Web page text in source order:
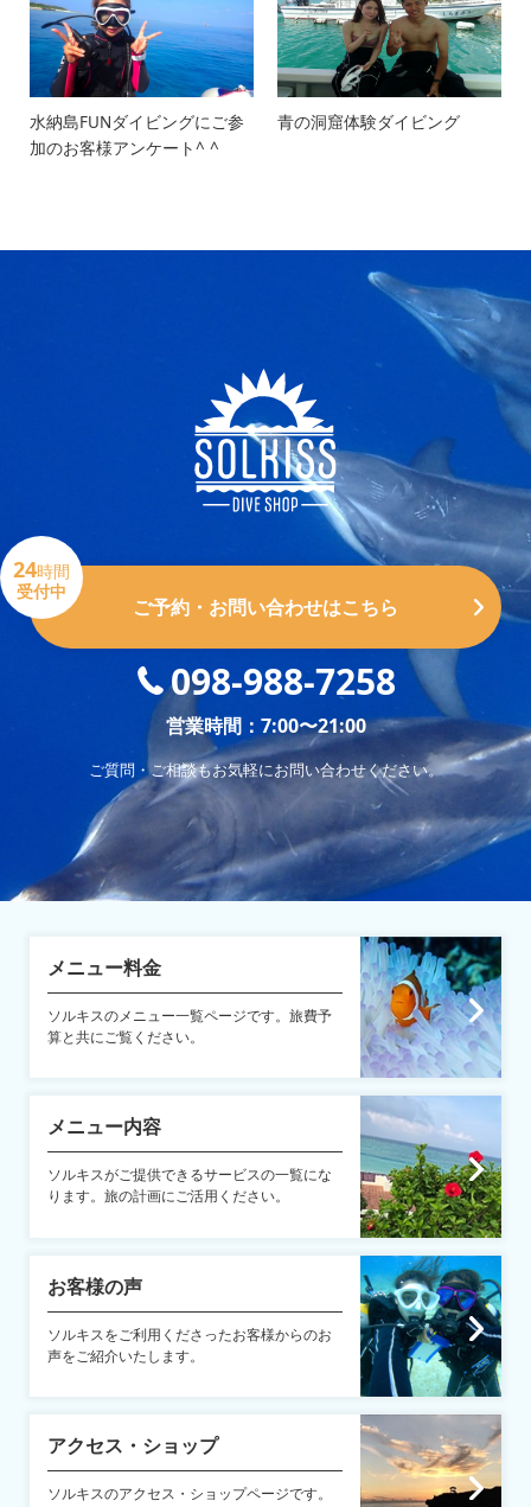
水納島FUNダイビングにご参
加のお客様アンケート^ ^
青の洞窟体験ダイビング
24時間
受付中
ご予約・お問い合わせはこちら
098-988-7258
営業時間：7:00〜21:00
ご質問・ご相談もお気軽にお問い合わせください。
メニュー料金
ソルキスのメニュー一覧ページです。旅費予
算と共にご覧ください。
メニュー内容
ソルキスがご提供できるサービスの一覧にな
ります。旅の計画にご活用ください。
お客様の声
ソルキスをご利用くださったお客様からのお
声をご紹介いたします。
アクセス・ショップ
ソルキスのアクセス・ショップページです。